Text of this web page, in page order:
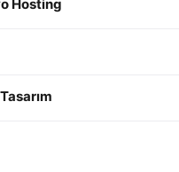
Hosting